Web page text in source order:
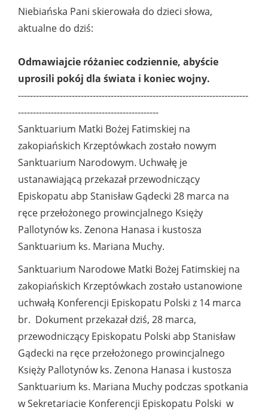
Niebiańska Pani skierowała do dzieci słowa,
aktualne do dziś:
Odmawiajcie różaniec codziennie, abyście
uprosili pokój dla świata i koniec wojny.
-----------------------------------------------------------------------------
-----------------------------------------------
Sanktuarium Matki Bożej Fatimskiej na
zakopiańskich Krzeptówkach zostało nowym
Sanktuarium Narodowym. Uchwałę je
ustanawiającą przekazał przewodniczący
Episkopatu abp Stanisław Gądecki 28 marca na
ręce przełożonego prowincjalnego Księży
Pallotynów ks. Zenona Hanasa i kustosza
Sanktuarium ks. Mariana Muchy.
Sanktuarium Narodowe Matki Bożej Fatimskiej na
zakopiańskich Krzeptówkach zostało ustanowione
uchwałą Konferencji Episkopatu Polski z 14 marca
br. Dokument przekazał dziś, 28 marca,
przewodniczący Episkopatu Polski abp Stanisław
Gądecki na ręce przełożonego prowincjalnego
Księży Pallotynów ks. Zenona Hanasa i kustosza
Sanktuarium ks. Mariana Muchy podczas spotkania
w Sekretariacie Konferencji Episkopatu Polski w